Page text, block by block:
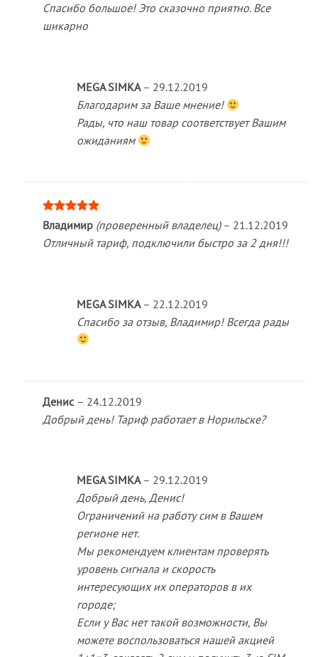
Спасибо большое! Это сказочно приятно. Все
шикарно
MEGA SIMKA – 29.12.2019
Благодарим за Ваше мнение!
Рады, что наш товар соответствует Вашим
ожиданиям
Оценка5
из 5
Владимир (проверенный владелец) – 21.12.2019
Отличный тариф, подключили быстро за 2 дня!!!
MEGA SIMKA – 22.12.2019
Спасибо за отзыв, Владимир! Всегда рады
Денис – 24.12.2019
Добрый день! Тариф работает в Норильске?
MEGA SIMKA – 29.12.2019
Добрый день, Денис!
Ограничений на работу сим в Вашем
регионе нет.
Мы рекомендуем клиентам проверять
уровень сигнала и скорость
интересующих их операторов в их
городе;
Если у Вас нет такой возможности, Вы
можете воспользоваться нашей акцией